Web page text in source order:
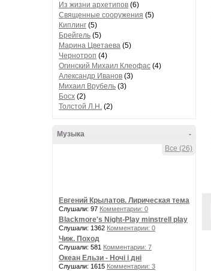
Из жизни архетипов (6)
Священные сооружения (5)
Киплинг (5)
Брейгель (5)
Марина Цветаева (5)
Чернотроп (4)
Огинский Михаил Клеофас (4)
Александр Иванов (3)
Михаил Врубель (3)
Босх (2)
Толстой Л.Н. (2)
-
Музыка
Все (26)
Евгений Крылатов. Лирическая тема
Слушали: 97 Комментарии: 0
Blackmore's Night-Play minstrell play
Слушали: 1362 Комментарии: 0
Чиж. Поход
Слушали: 581 Комментарии: 7
Океан Ельзи - Ночі і дні
Слушали: 1615 Комментарии: 3